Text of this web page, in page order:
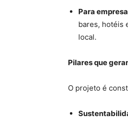
Para
bares, hotéis
local.
Pilares que
O projeto é